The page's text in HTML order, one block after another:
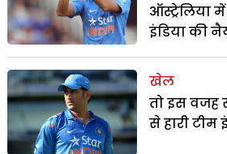
ऑस्ट्रेलिया
इंडिया की
खेल
तो इस वजह
से हारी टीम